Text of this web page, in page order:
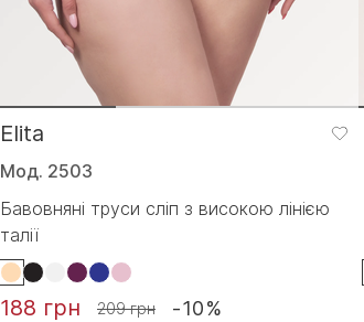
Elita
Мод. 2503
Бавовняні труси сліп з високою лінією
талії
188 грн 209 грн -10%